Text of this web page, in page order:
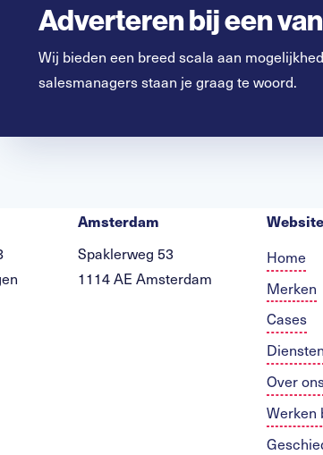
Adverteren bij een
Wij bieden een breed scala aan
salesmanagers staan je graag te woord.
Amsterdam
Spaklerweg 53
1114 AE Amsterdam
Website
Home
Merken
Cases
Diensten
Over
Werken